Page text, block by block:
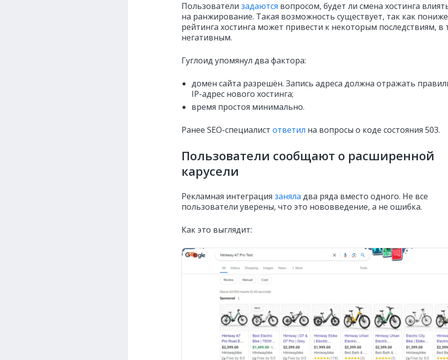
Пользователи задаются вопросом, будет ли смена хостинга
на ранжирование. Такая возможность существует, так как
рейтинга хостинга может привести к некоторым последствиям, в
негативным.
Гуглоид упомянул два фактора:
домен сайта разрешён. Запись адреса должна отражать
IP-адрес нового хостинга;
время простоя минимально.
Ранее SEO-специалист ответил на вопросы о коде состояния 503.
Пользователи сообщают о расширенной
карусели
Рекламная интеграция заняла два ряда вместо одного. Не все
пользователи уверены, что это нововведение, а не ошибка.
Как это выглядит: